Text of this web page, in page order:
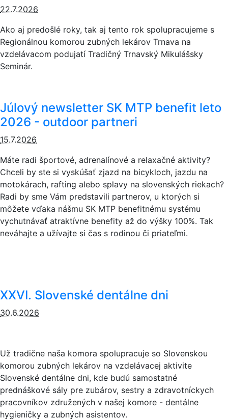
22.7.2026
Ako aj predošlé roky, tak aj tento rok spolupracujeme s
Regionálnou komorou zubných lekárov Trnava na
vzdelávacom podujatí Tradičný Trnavský Mikulášsky
Seminár.
Júlový newsletter SK MTP benefit leto
2026 - outdoor partneri
15.7.2026
Máte radi športové, adrenalínové a relaxačné aktivity?
Chceli by ste si vyskúšať zjazd na bicykloch, jazdu na
motokárach, rafting alebo splavy na slovenských riekach?
Radi by sme Vám predstavili partnerov, u ktorých si
môžete vďaka nášmu SK MTP benefitnému systému
vychutnávať atraktívne benefity až do výšky 100%. Tak
neváhajte a užívajte si čas s rodinou či priateľmi.
XXVI. Slovenské dentálne dni
30.6.2026
Už tradične naša komora spolupracuje so Slovenskou
komorou zubných lekárov na vzdelávacej aktivite
Slovenské dentálne dni, kde budú samostatné
prednáškové sály pre zubárov, sestry a zdravotníckych
pracovníkov združených v našej komore - dentálne
hygieničky a zubných asistentov.